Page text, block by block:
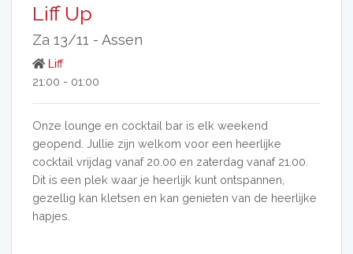
Liff Up
Za 13/11 - Assen
Liff
21:00 - 01:00
Onze lounge en cocktail bar is elk weekend
geopend. Jullie zijn welkom voor een heerlijke
cocktail vrijdag vanaf 20.00 en zaterdag vanaf 21.00.
Dit is een plek waar je heerlijk kunt ontspannen,
gezellig kan kletsen en kan genieten van de heerlijke
hapjes.